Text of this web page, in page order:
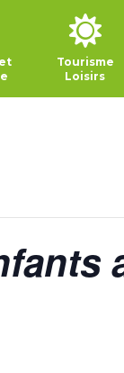
Tourisme
Loisirs